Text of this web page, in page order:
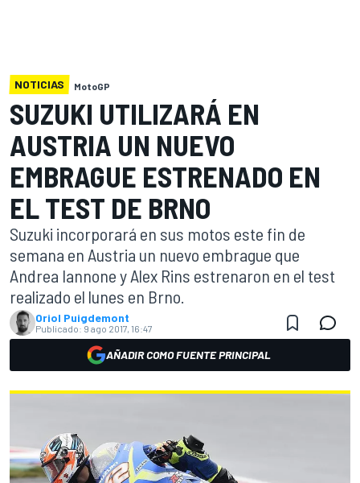
NOTICIAS MotoGP
SUZUKI UTILIZARÁ EN
AUSTRIA UN NUEVO
EMBRAGUE ESTRENADO EN
EL TEST DE BRNO
Suzuki incorporará en sus motos este fin de
semana en Austria un nuevo embrague que
Andrea Iannone y Alex Rins estrenaron en el test
realizado el lunes en Brno.
Oriol Puigdemont
Publicado: 9 ago 2017, 16:47
AÑADIR COMO FUENTE PRINCIPAL